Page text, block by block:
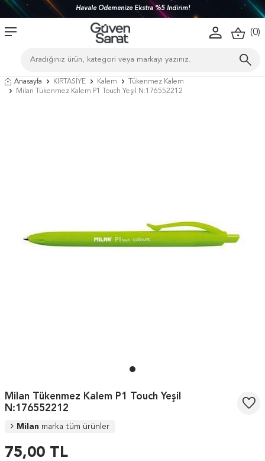
Havale Ödemenize Ekstra %5 İndirim!
(0)
Anasayfa KIRTASİYE Kalem
Tükenmez Kalem
Milan Tükenmez Kalem P1 Touch Yeşil N:176552212
Milan Tükenmez Kalem P1 Touch Yeşil
N:176552212
Milan marka tüm ürünler
75,00 TL